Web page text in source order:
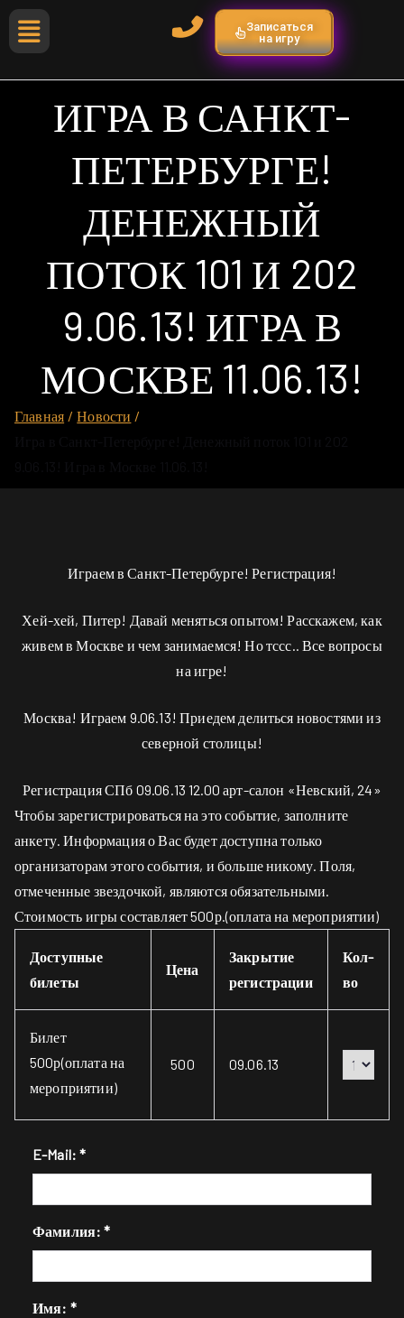
Записаться
на игру
ИГРА В САНКТ-
ПЕТЕРБУРГЕ!
ДЕНЕЖНЫЙ
ПОТОК 101 И 202
9.06.13! ИГРА В
МОСКВЕ 11.06.13!
Главная
Новости
Играем в Санкт-Петербурге! Регистрация!
Хей-хей, Питер! Давай меняться опытом! Расскажем, как
живем в Москве и чем занимаемся! Но тссс.. Все вопросы
на игре!
Москва! Играем 9.06.13! Приедем делиться новостями из
северной столицы!
Регистрация СПб 09.06.13 12.00 арт-салон «Невский, 24»
Чтобы зарегистрироваться на это событие, заполните
анкету. Информация о Вас будет доступна только
организаторам этого события, и больше никому. Поля,
отмеченные звездочкой, являются обязательными.
Стоимость игры составляет 500р.(оплата на мероприятии)
Доступные
билеты
Цена
Закрытие
регистрации
Кол-
во
Билет
500р(оплата на
мероприятии)
500 09.06.13
E-Mail:*
Фамилия:*
Имя: *